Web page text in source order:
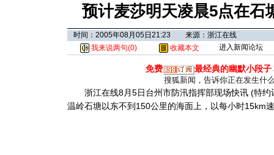
预计麦莎明天凌晨5点在石
时间：2005年08月05日21:23 来源：浙江在线
我来说两句(0) 收藏本文 进入新闻论坛
免费 最经典的幽默小段子
搜狐新闻，告诉你正在发生什
浙江在线8月5日台州市防汛指挥部现场快讯 (特约
温岭石塘以东不到150公里的海面上，以每小时15km